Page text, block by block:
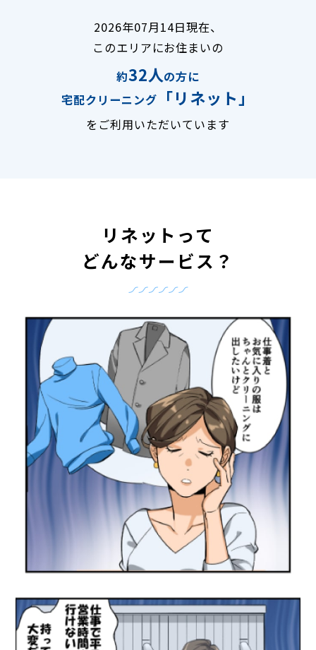
2026年07月14日現在、
このエリアにお住まいの
約32人の方に
宅配クリーニング
「リネット」
をご利用いただいています
リネットって
どんなサービス？